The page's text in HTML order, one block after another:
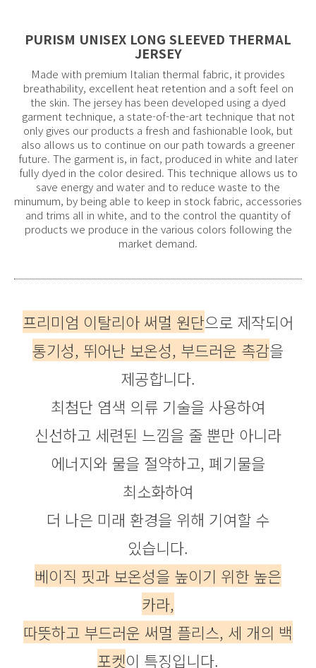
PURISM UNISEX LONG SLEEVED THERMAL
JERSEY
Made with premium Italian thermal fabric, it provides
breathability, excellent heat retention and a soft feel on
the skin. The jersey has been developed using a dyed
garment technique, a state-of-the-art technique that not
only gives our products a fresh and fashionable look, but
also allows us to continue on our path towards a greener
future. The garment is, in fact, produced in white and later
fully dyed in the color desired. This technique allows us to
save energy and water and to reduce waste to the
minumum, by being able to keep in stock fabric, accessories
and trims all in white, and to the control the quantity of
products we produce in the various colors following the
market demand.
프리미엄 이탈리아 써멀 원단으로 제작되어
통기성, 뛰어난 보온성, 부드러운 촉감을
제공합니다.
최첨단 염색 의류 기술을 사용하여
신선하고 세련된 느낌을 줄 뿐만 아니라
에너지와 물을 절약하고, 폐기물을
최소화하여
더 나은 미래 환경을 위해 기여할 수
있습니다.
베이직 핏과 보온성을 높이기 위한 높은
카라,
따뜻하고 부드러운 써멀 플리스, 세 개의 백
포켓이 특징입니다.